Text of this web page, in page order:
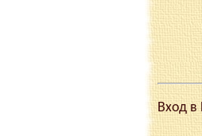
Вход в